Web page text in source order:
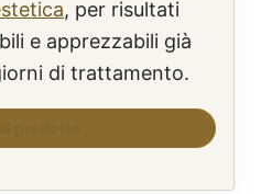
, per risultati
e apprezzabili già
di trattamento.